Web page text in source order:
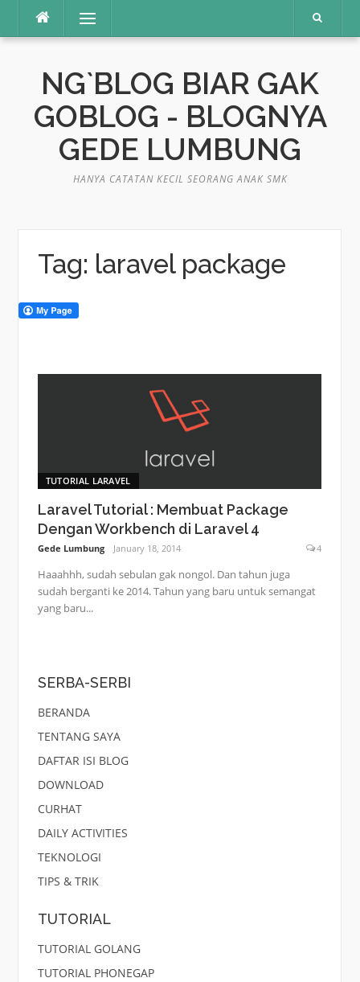
content
Menu
NG`BLOG BIAR GAK
GOBLOG - BLOGNYA
GEDE LUMBUNG
HANYA CATATAN KECIL SEORANG ANAK SMK
Tag: laravel package
TUTORIAL LARAVEL
Laravel Tutorial : Membuat Package
Dengan Workbench di Laravel 4
Gede Lumbung January 18, 2014 4
Haaahhh, sudah sebulan gak nongol. Dan tahun juga
sudah berganti ke 2014. Tahun yang baru untuk semangat
yang baru...
SERBA-SERBI
BERANDA
TENTANG SAYA
DAFTAR ISI BLOG
DOWNLOAD
CURHAT
DAILY ACTIVITIES
TEKNOLOGI
TIPS & TRIK
TUTORIAL
TUTORIAL GOLANG
TUTORIAL PHONEGAP